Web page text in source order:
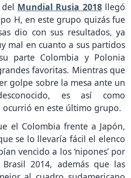
Mundial Rusia 2018llegó
H, en este grupo quizás fue
dio con sus resultados, ya
mal en cuanto a sus partidos
parte Colombia y Polonia
favoritas. Mientras que
golpe sobre la mesa ante un
es así como
ocurrió en este último grupo.
el Colombia frente a Japón,
se lo llevaría fácil el elenco
vencido a los ‘nipones’ por
2014, además que las